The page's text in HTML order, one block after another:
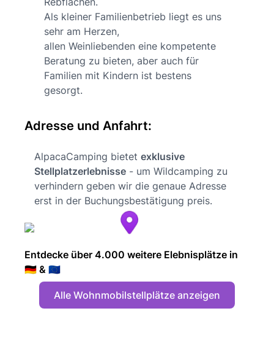
Als kleiner Familienbetrieb liegt es uns
sehr am Herzen,
allen Weinliebenden eine kompetente
Beratung zu bieten, aber auch für
Familien mit Kindern ist bestens
gesorgt.
Adresse und Anfahrt:
AlpacaCamping bietet exklusive
Stellplatzerlebnisse - um Wildcamping zu
verhindern geben wir die genaue Adresse
erst in der Buchungsbestätigung preis.
Entdecke über 4.000 weitere Elebnisplätze in
🇩🇪 & 🇪🇺
Alle Wohnmobilstellplätze anzeigen